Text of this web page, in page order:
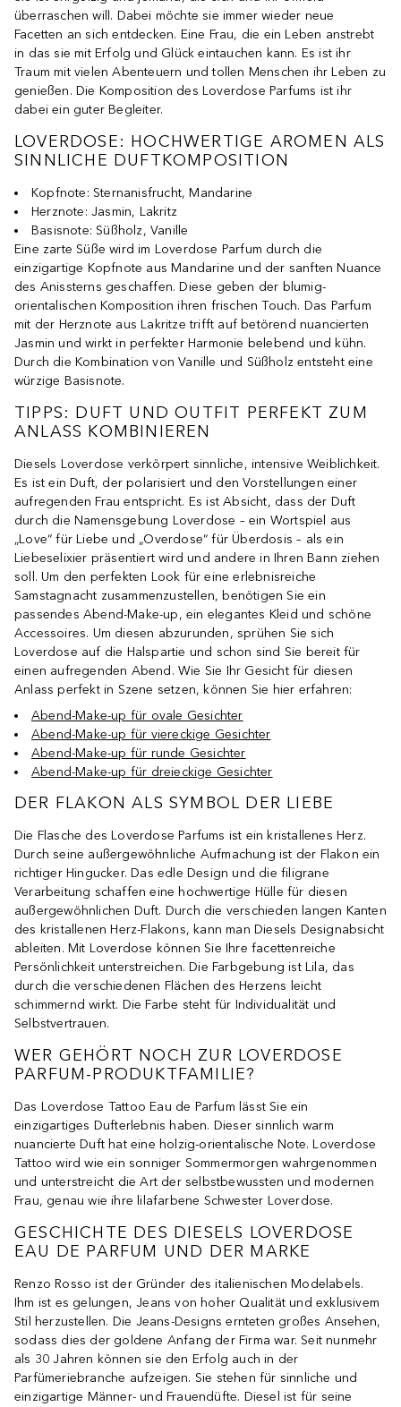
überraschen will. Dabei möchte sie immer wieder neue
Facetten an sich entdecken. Eine Frau, die ein Leben anstrebt
in das sie mit Erfolg und Glück eintauchen kann. Es ist ihr
Traum mit vielen Abenteuern und tollen Menschen ihr Leben zu
genießen. Die Komposition des Loverdose Parfums ist ihr
dabei ein guter Begleiter.
LOVERDOSE: HOCHWERTIGE AROMEN ALS
SINNLICHE DUFTKOMPOSITION
Kopfnote: Sternanisfrucht, Mandarine
Herznote: Jasmin, Lakritz
Basisnote: Süßholz, Vanille
Eine zarte Süße wird im Loverdose Parfum durch die
einzigartige Kopfnote aus Mandarine und der sanften Nuance
des Anissterns geschaffen. Diese geben der blumig-
orientalischen Komposition ihren frischen Touch. Das Parfum
mit der Herznote aus Lakritze trifft auf betörend nuancierten
Jasmin und wirkt in perfekter Harmonie belebend und kühn.
Durch die Kombination von Vanille und Süßholz entsteht eine
würzige Basisnote.
TIPPS: DUFT UND OUTFIT PERFEKT ZUM
ANLASS KOMBINIEREN
Diesels Loverdose verkörpert sinnliche, intensive Weiblichkeit.
Es ist ein Duft, der polarisiert und den Vorstellungen einer
aufregenden Frau entspricht. Es ist Absicht, dass der Duft
durch die Namensgebung Loverdose – ein Wortspiel aus
„Love“ für Liebe und „Overdose“ für Überdosis – als ein
Liebeselixier präsentiert wird und andere in Ihren Bann ziehen
soll. Um den perfekten Look für eine erlebnisreiche
Samstagnacht zusammenzustellen, benötigen Sie ein
passendes Abend-Make-up, ein elegantes Kleid und schöne
Accessoires. Um diesen abzurunden, sprühen Sie sich
Loverdose auf die Halspartie und schon sind Sie bereit für
einen aufregenden Abend. Wie Sie Ihr Gesicht für diesen
Anlass perfekt in Szene setzen, können Sie hier erfahren:
Abend-Make-up für ovale Gesichter
Abend-Make-up für viereckige Gesichter
Abend-Make-up für runde Gesichter
Abend-Make-up für dreieckige Gesichter
DER FLAKON ALS SYMBOL DER LIEBE
Die Flasche des Loverdose Parfums ist ein kristallenes Herz.
Durch seine außergewöhnliche Aufmachung ist der Flakon ein
richtiger Hingucker. Das edle Design und die filigrane
Verarbeitung schaffen eine hochwertige Hülle für diesen
außergewöhnlichen Duft. Durch die verschieden langen Kanten
des kristallenen Herz-Flakons, kann man Diesels Designabsicht
ableiten. Mit Loverdose können Sie Ihre facettenreiche
Persönlichkeit unterstreichen. Die Farbgebung ist Lila, das
durch die verschiedenen Flächen des Herzens leicht
schimmernd wirkt. Die Farbe steht für Individualität und
Selbstvertrauen.
WER GEHÖRT NOCH ZUR LOVERDOSE
PARFUM-PRODUKTFAMILIE?
Das Loverdose Tattoo Eau de Parfum lässt Sie ein
einzigartiges Dufterlebnis haben. Dieser sinnlich warm
nuancierte Duft hat eine holzig-orientalische Note. Loverdose
Tattoo wird wie ein sonniger Sommermorgen wahrgenommen
und unterstreicht die Art der selbstbewussten und modernen
Frau, genau wie ihre lilafarbene Schwester Loverdose.
GESCHICHTE DES DIESELS LOVERDOSE
EAU DE PARFUM UND DER MARKE
Renzo Rosso ist der Gründer des italienischen Modelabels.
Ihm ist es gelungen, Jeans von hoher Qualität und exklusivem
Stil herzustellen. Die Jeans-Designs ernteten großes Ansehen,
sodass dies der goldene Anfang der Firma war. Seit nunmehr
als 30 Jahren können sie den Erfolg auch in der
Parfümeriebranche aufzeigen. Sie stehen für sinnliche und
einzigartige Männer- und Frauendüfte. Diesel ist für seine